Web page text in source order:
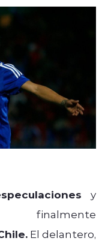
y
finalmente
El delantero,